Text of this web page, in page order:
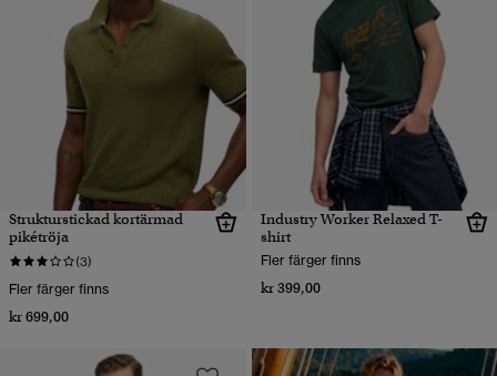
Strukturstickad kortärmad
pikétröja
(3)
Fler färger finns
kr 699,00
Industry Worker Relaxed T-
shirt
Fler färger finns
kr 399,00